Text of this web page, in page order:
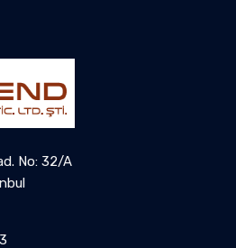
No: 32/A